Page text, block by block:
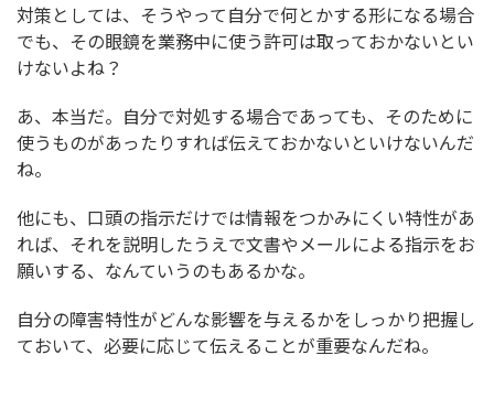
対策としては、そうやって自分で何とかする形になる場合
でも、その眼鏡を業務中に使う許可は取っておかないとい
けないよね？
あ、本当だ。自分で対処する場合であっても、そのために
使うものがあったりすれば伝えておかないといけないんだ
ね。
他にも、口頭の指示だけでは情報をつかみにくい特性があ
れば、それを説明したうえで文書やメールによる指示をお
願いする、なんていうのもあるかな。
自分の障害特性がどんな影響を与えるかをしっかり把握し
ておいて、必要に応じて伝えることが重要なんだね。